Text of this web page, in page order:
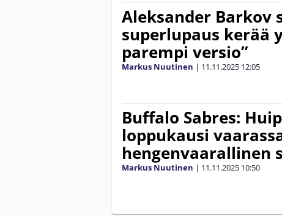
Aleksander Barkov
superlupaus kerää
parempi versio”
Markus Nuutinen | 11.11.2025 12:05
Buffalo Sabres:
loppukausi
hengenvaarallinen
Markus Nuutinen | 11.11.2025 10:50